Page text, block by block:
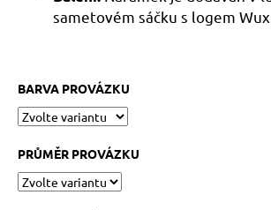
sametovém sáčku s logem
BARVA PROVÁZKU
PRŮMĚR PROVÁZKU
KABBALAH
STŘÍBRNÝ
KROUŽEK
129
Kč